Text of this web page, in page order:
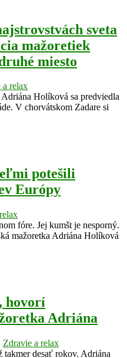
sveta
mažoretiek
miesto
a relax
Holíková sa predviedla
V chorvátskom Zadare si
potešili
Európy
fóre. Jej kumšt je nesporný.
mažoretka Adriána Holíková
hovorí
Adriána
Zdravie a relax
takmer desať rokov. Adriána